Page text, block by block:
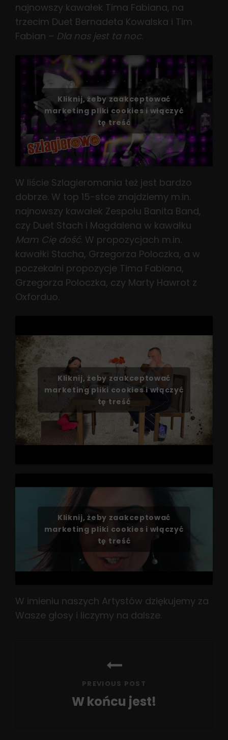
najnowszy kawałek Tima Fabiana, na
trzecim Duet Bernadeta Kowalska i Tim
Fabian – Dla nas jest ta noc.
Kliknij, żeby zaakceptować
marketing pliki cookies i włączyć
tę treść
W liście Szlagieromania też jest bardzo
dobrze. W top 15-stce znajdziemy m.in.
najnowszy kawałek Zespołu Banita Band,
czy Duet Stach i Magdalena w kawałku
Mam Cię dość. W propozycjach m.in.
kawałki Stacha, Grzegorza Poloczka, a w
poczekalni propozycje Tima Fabiana,
Grzegorza Poloczka, czy Marty Hawrot z
Oxforduo.
Kliknij, żeby zaakceptować
marketing pliki cookies i włączyć
tę treść
Kliknij, żeby zaakceptować
marketing pliki cookies i włączyć
tę treść
W imieniu naszych Artystów dziękujemy za
Wasze głosy i liczymy na dalsze.
PREVIOUS POST
W końcu jest!